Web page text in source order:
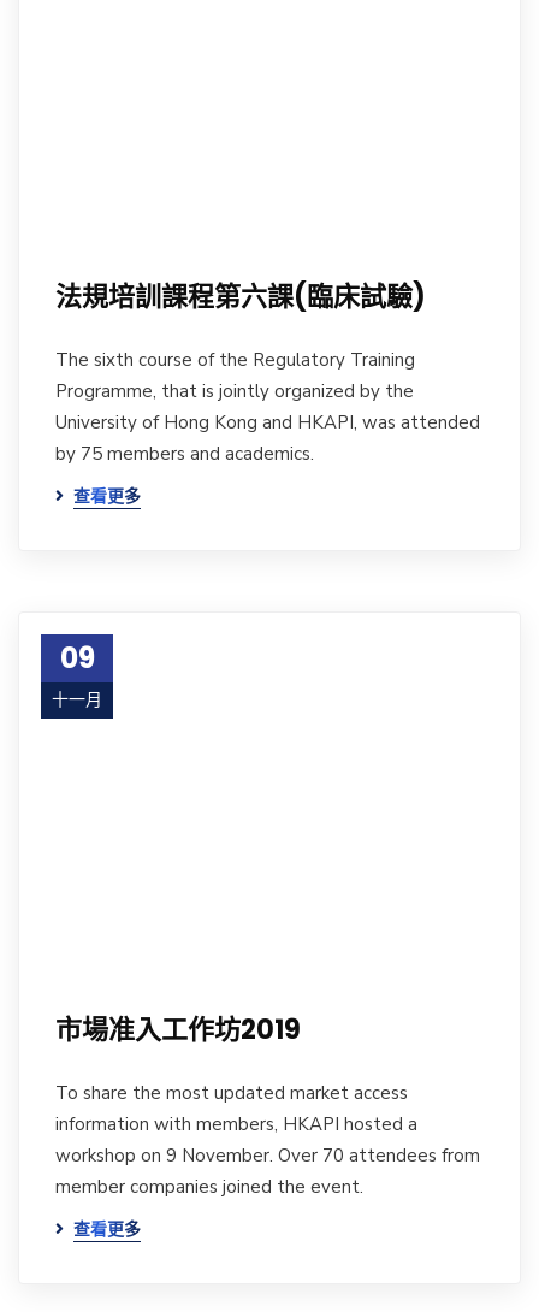
法規培訓課程第六課(臨床試驗)
The sixth course of the Regulatory Training
Programme, that is jointly organized by the
University of Hong Kong and HKAPI, was attended
by 75 members and academics.
查看更多
09
十一月
市場准入工作坊2019
To share the most updated market access
information with members, HKAPI hosted a
workshop on 9 November. Over 70 attendees from
member companies joined the event.
查看更多